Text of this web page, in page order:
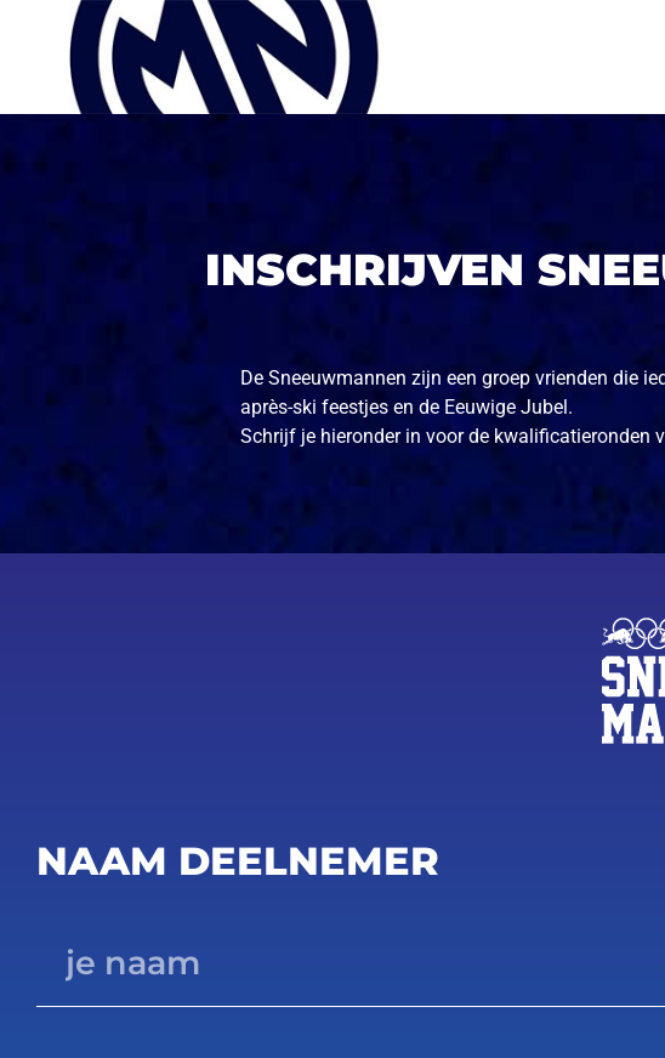
INSCHRIJVEN
De Sneeuwmannen zijn een groep vrienden die
après-ski feestjes en de Eeuwige Jubel.
Schrijf je hieronder in voor de kwalificatieronden
NAAM DEELNEMER